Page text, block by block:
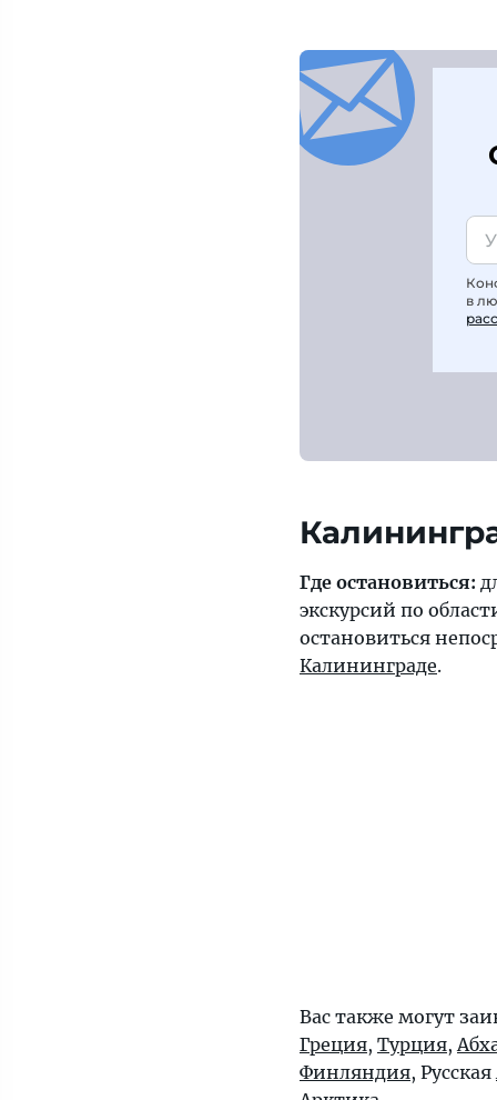
в
Где остановиться:
экскурсий по
остановиться
Калининграде.
Вас также могут
Греция, Турция,
Финляндия, Русская